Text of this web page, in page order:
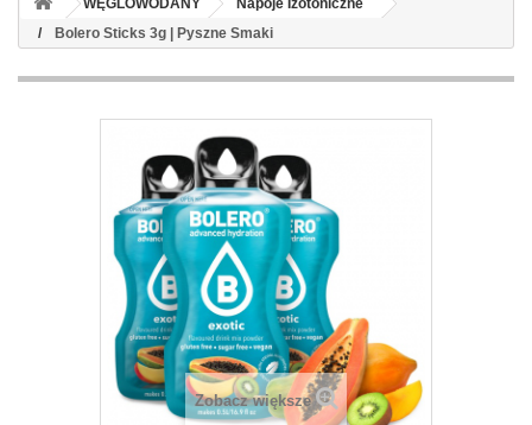
WĘGLOWODANY
Napoje Izotoniczne
Bolero Sticks 3g | Pyszne Smaki
Zobacz większe